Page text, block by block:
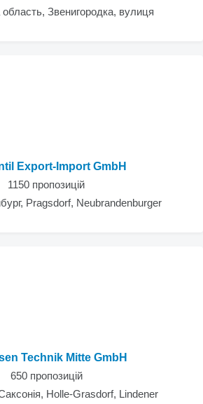
область, Звенигородка, вулиця
Export-Import GmbH
1150 пропозицій
Pragsdorf, Neubrandenburger
Technik Mitte GmbH
650 пропозицій
Holle-Grasdorf, Lindener